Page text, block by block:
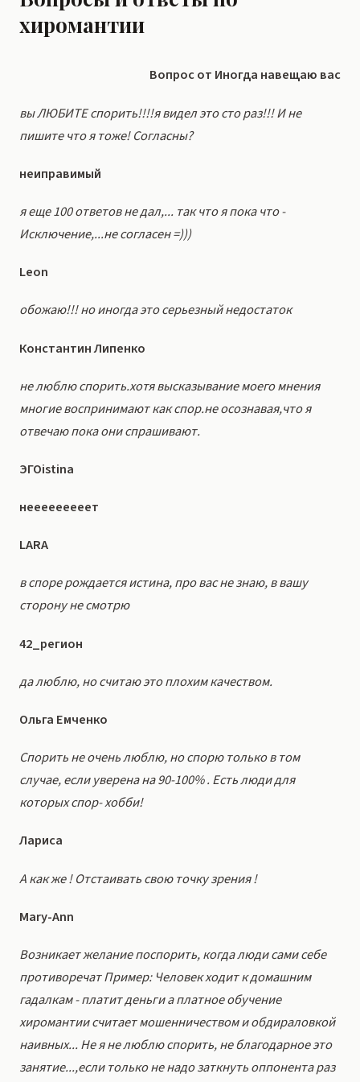
хиромантии
Вопрос от Иногда навещаю вас
вы ЛЮБИТЕ спорить!!!!я видел это сто раз!!! И не
пишите что я тоже! Согласны?
неиправимый
я еще 100 ответов не дал,... так что я пока что -
Исключение,...не согласен =)))
Leon
обожаю!!! но иногда это серьезный недостаток
Константин Липенко
не люблю спорить.хотя высказывание моего мнения
многие воспринимают как спор.не осознавая,что я
отвечаю пока они спрашивают.
ЭГОistina
нееееееееет
LARA
в споре рождается истина, про вас не знаю, в вашу
сторону не смотрю
42_регион
да люблю, но считаю это плохим качеством.
Ольга Емченко
Спорить не очень люблю, но спорю только в том
случае, если уверена на 90-100% . Есть люди для
которых спор- хобби!
Лариса
А как же ! Отстаивать свою точку зрения !
Mary-Ann
Возникает желание поспорить, когда люди сами себе
противоречат Пример: Человек ходит к домашним
гадалкам - платит деньги а платное обучение
хиромантии считает мошенничеством и обдираловкой
наивных... Не я не люблю спорить, не благодарное это
занятие...,если только не надо заткнуть оппонента раз